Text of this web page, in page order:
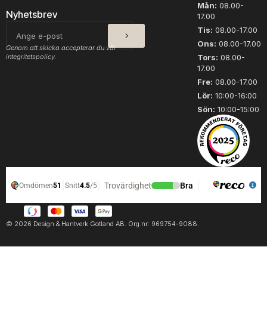
Nyhetsbrev
post
SKICKA
Genom att skicka accepterar du vår
integritetspolicy.
Mån: 08.00-
17.00
Tis: 08.00-17.00
Ons: 08.00-17.00
Tors: 08.00-
17.00
Fre: 08.00-17.00
Lör: 10:00-16:00
Sön: 10:00-15:00
© 2026 Design & Hantverk Gotland AB. Org.nr: 969754-9088.